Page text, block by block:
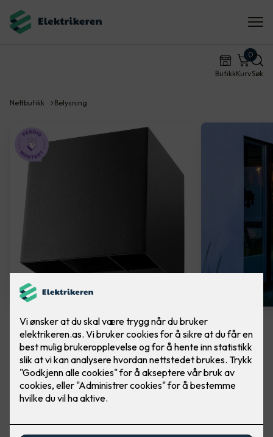
ButikkKurv
0
Søk
Nettbutikk Belysning
Artes veggarmatur hvit
Lekker utebelysning fra SG Armaturen. Ferdig
montert, utskifting av lampe.